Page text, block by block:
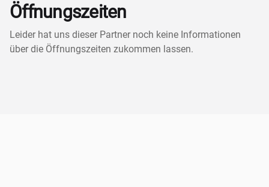
Öffnungszeiten
Leider hat uns dieser Partner noch keine Informationen
über die Öffnungszeiten zukommen lassen.